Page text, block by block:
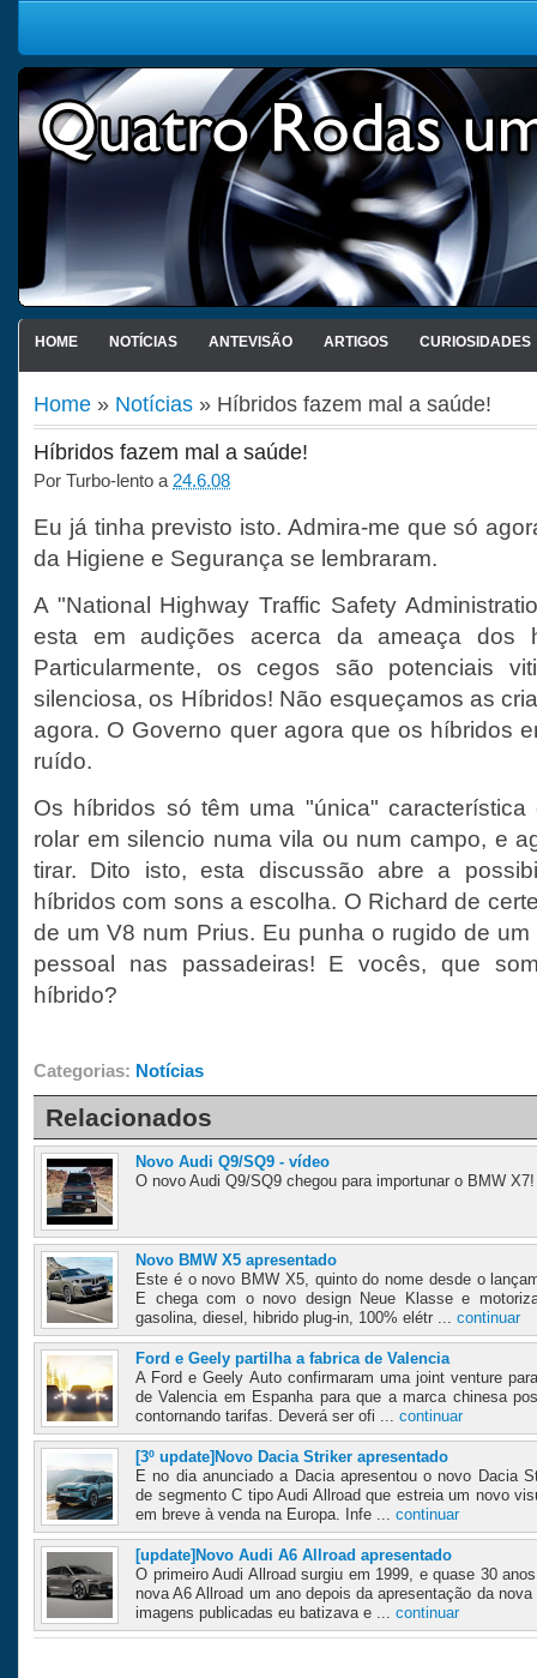
HOME NOTÍCIAS ANTEVISÃO ARTIGOS CURIOSIDADES
Home » Notícias » Híbridos fazem mal a saúde!
Híbridos fazem mal a saúde!
Por Turbo-lento a 24.6.08
Eu já tinha previsto isto. Admira-me que só
da Higiene e Segurança se lembraram.
A "National Highway Traffic Safety
esta em audições acerca da ameaça dos
Particularmente, os cegos são potenciais
silenciosa, os Híbridos! Não esqueçamos as
agora. O Governo quer agora que os híbridos
ruído.
Os híbridos só têm uma "única"
rolar em silencio numa vila ou num campo, e
tirar. Dito isto, esta discussão abre a
híbridos com sons a escolha. O Richard de
de um V8 num Prius. Eu punha o rugido de
pessoal nas passadeiras! E vocês, que
híbrido?
Categorias: Notícias
Relacionados
Novo Audi Q9/SQ9 - vídeo
O novo Audi Q9/SQ9 chegou para importunar o BMW
Novo BMW X5 apresentado
Este é o novo BMW X5, quinto do nome desde o
E chega com o novo design Neue Klasse e
gasolina, diesel, hibrido plug-in, 100% elétr ... continuar
Ford e Geely partilha a fabrica de Valencia
A Ford e Geely Auto confirmaram uma joint venture
de Valencia em Espanha para que a marca chinesa
contornando tarifas. Deverá ser ofi ... continuar
[3º update]Novo Dacia Striker apresentado
E no dia anunciado a Dacia apresentou o novo Dacia
de segmento C tipo Audi Allroad que estreia um novo
em breve à venda na Europa. Infe ... continuar
[update]Novo Audi A6 Allroad apresentado
O primeiro Audi Allroad surgiu em 1999, e quase 30
nova A6 Allroad um ano depois da apresentação da
imagens publicadas eu batizava e ... continuar